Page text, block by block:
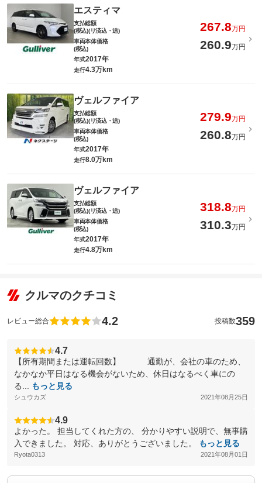
エスティマ
支払総額
(税込)(リ済込・追)
267.8万円
車両本体価格
(税込)
260.9万円
年式2017年
走行4.3万km
ヴェルファイア
支払総額
(税込)(リ済込・追)
279.9万円
車両本体価格
(税込)
260.8万円
年式2017年
走行8.0万km
ヴェルファイア
支払総額
(税込)(リ済込・追)
318.8万円
車両本体価格
(税込)
310.3万円
年式2017年
走行4.8万km
クルマのクチコミ
レビュー総合 4.2 投稿数359
4.7
【所有期間または運転回数】 通勤が、会社の車のため、
なかなか平日はなる機会がないため、休日はなるべく車にの
る...
もっと見る
シュウカズ 2021年08月25日
4.9
よかった。 担当してくれた方の、 分かりやすい説明で、無事購
入できました。 対応、ありがとうございました。
もっと見る
Ryota0313 2021年08月01日